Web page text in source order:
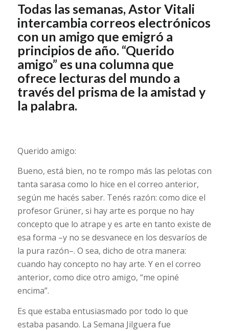
Todas las semanas, Astor Vitali
intercambia correos electrónicos
con un amigo que emigró a
principios de año. “Querido
amigo” es una columna que
ofrece lecturas del mundo a
través del prisma de la amistad y
la palabra.
Querido amigo:
Bueno, está bien, no te rompo más las pelotas con
tanta sarasa como lo hice en el correo anterior,
según me hacés saber. Tenés razón: como dice el
profesor Grüner, si hay arte es porque no hay
concepto que lo atrape y es arte en tanto existe de
esa forma –y no se desvanece en los desvaríos de
la pura razón–. O sea, dicho de otra manera:
cuando hay concepto no hay arte. Y en el correo
anterior, como dice otro amigo, “me opiné
encima”.
Es que estaba entusiasmado por todo lo que
estaba pasando. La Semana Jilguera fue